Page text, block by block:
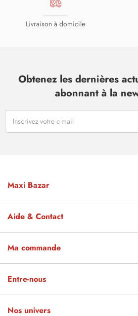
Livraison à domicile
Obtenez les dernières
abonnant à la
Maxi Bazar
Aide & Contact
Ma commande
Entre-nous
Nos univers